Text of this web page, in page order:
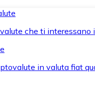
che ti interessano
in valuta fiat